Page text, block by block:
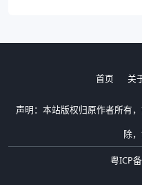
首页 关
声明：本站版权归原作者所有
除
粤ICP